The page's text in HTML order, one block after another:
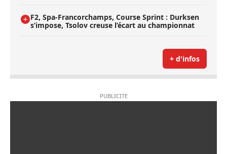
F2, Spa-Francorchamps, Course Sprint : Durksen
s’impose, Tsolov creuse l’écart au championnat
+ d'infos